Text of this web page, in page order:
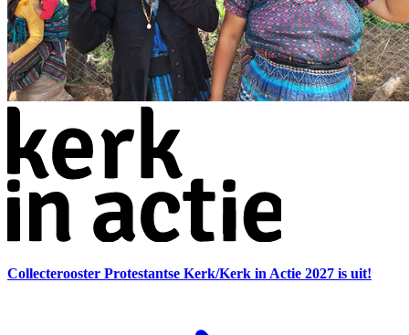
Collecterooster Protestantse Kerk/Kerk in Actie 2027 is uit!